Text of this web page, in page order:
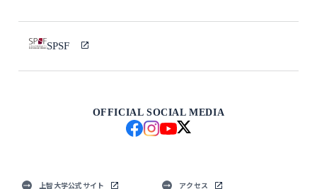
SPSF
OFFICIAL SOCIAL MEDIA
上智大学公式サイト アクセス